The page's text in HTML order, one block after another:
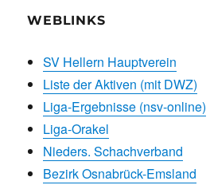
WEBLINKS
SV Hellern Hauptverein
Liste der Aktiven (mit DWZ)
Liga-Ergebnisse (nsv-online)
Liga-Orakel
Nieders. Schachverband
Bezirk Osnabrück-Emsland